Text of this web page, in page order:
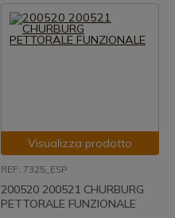
Visualizza prodotto
REF: 7325_ESP
200520 200521 CHURBURG
PETTORALE FUNZIONALE